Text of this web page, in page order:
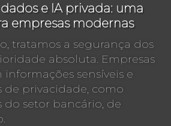
e IA privada: uma
empresas modernas
tratamos a segurança dos
absoluta. Empresas
sensíveis e
de privacidade, como
do setor bancário, de